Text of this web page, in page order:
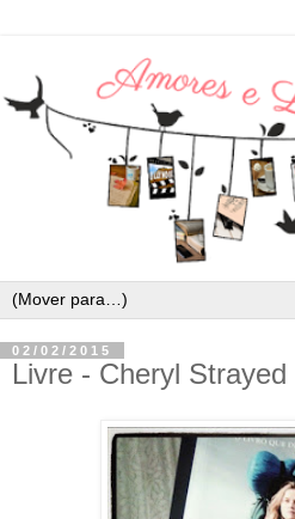
02/02/2015
Livre - Cheryl Strayed